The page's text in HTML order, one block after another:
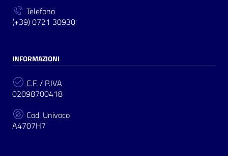
Telefono
(+39) 0721 30930
INFORMAZIONI
C.F. / P.IVA
02098700418
Cod. Univoco
A4707H7